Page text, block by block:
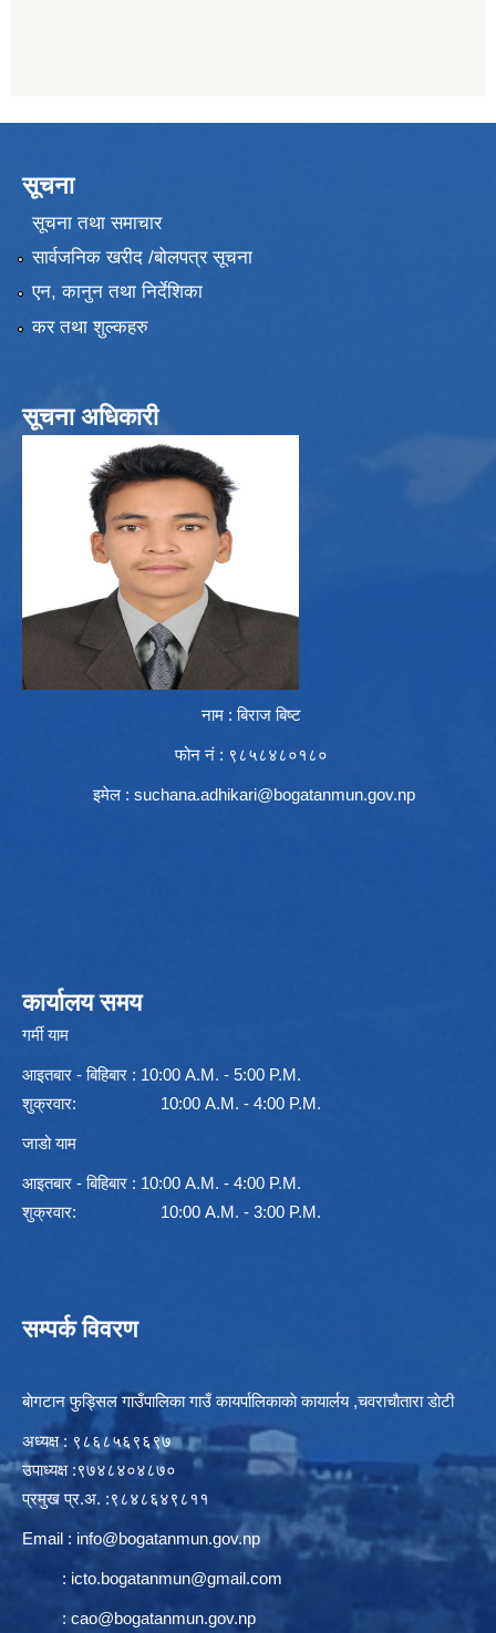
सूचना
सूचना तथा समाचार
सार्वजनिक खरीद /बोलपत्र सूचना
एन, कानुन तथा निर्देशिका
कर तथा शुल्कहरु
सूचना अधिकारी
नाम : बिराज बिष्ट
फोन नं : ९८५८४८०१८०
इमेल : suchana.adhikari@bogatanmun.gov.np
कार्यालय समय
गर्मी याम
आइतबार - बिहिबार : 10:00 A.M. - 5:00 P.M.
शुक्रवार: 10:00 A.M. - 4:00 P.M.
जाडो याम
आइतबार - बिहिबार : 10:00 A.M. - 4:00 P.M.
शुक्रवार: 10:00 A.M. - 3:00 P.M.
सम्पर्क विवरण
बाेगटान फुड्सिल गाउँपालिका गाउँ कायर्पालिकाकाे कायार्लय ,चवराचाैतारा डाेटी
अध्यक्ष : ९८६८५६९६९७
उपाध्यक्ष :९७४८४०४८७०
प्रमुख प्र.अ. :९८४८६४९८११
Email : info@bogatanmun.gov.np
: icto.bogatanmun@gmail.com
: cao@bogatanmun.gov.np